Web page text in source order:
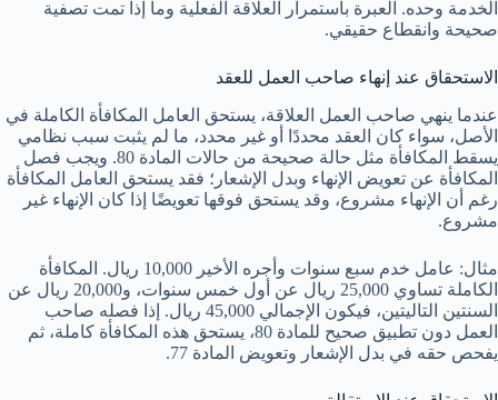
الخدمة وحده. العبرة باستمرار العلاقة الفعلية وما إذا تمت تصفية
صحيحة وانقطاع حقيقي.
الاستحقاق عند إنهاء صاحب العمل للعقد
عندما ينهي صاحب العمل العلاقة، يستحق العامل المكافأة الكاملة في
الأصل، سواء كان العقد محددًا أو غير محدد، ما لم يثبت سبب نظامي
يسقط المكافأة مثل حالة صحيحة من حالات المادة 80. ويجب فصل
المكافأة عن تعويض الإنهاء وبدل الإشعار؛ فقد يستحق العامل المكافأة
رغم أن الإنهاء مشروع، وقد يستحق فوقها تعويضًا إذا كان الإنهاء غير
مشروع.
مثال: عامل خدم سبع سنوات وأجره الأخير 10,000 ريال. المكافأة
الكاملة تساوي 25,000 ريال عن أول خمس سنوات، و20,000 ريال عن
السنتين التاليتين، فيكون الإجمالي 45,000 ريال. إذا فصله صاحب
العمل دون تطبيق صحيح للمادة 80، يستحق هذه المكافأة كاملة، ثم
يفحص حقه في بدل الإشعار وتعويض المادة 77.